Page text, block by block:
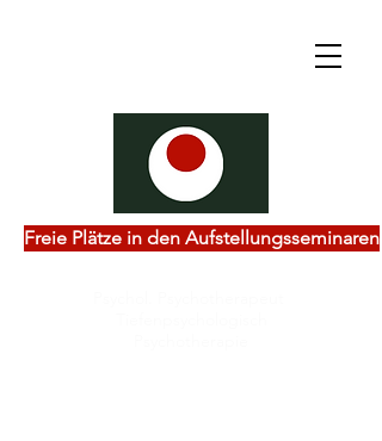
Freie Plätze in den Aufstellungsseminaren